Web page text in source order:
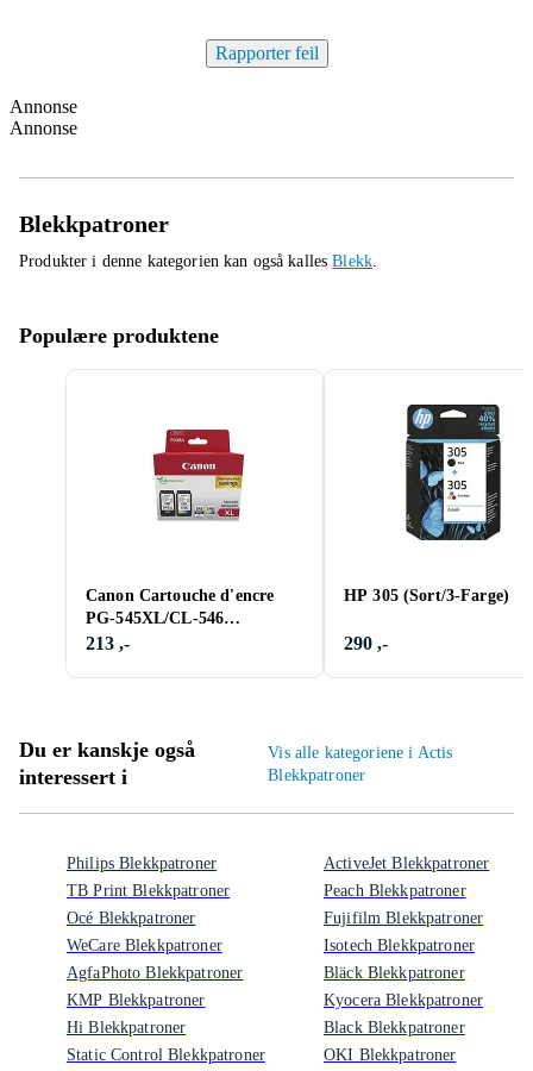
Rapporter feil
Annonse
Annonse
Blekkpatroner
Produkter i denne kategorien kan også kallesBlekk.
Populære produktene
Canon Cartouche d'encre
PG-545XL/CL-546
MultiPack Noir et couleurs
213 ,-
HP 305 (Sort/3-Farge)
290 ,-
Du er kanskje også
interessert i
Vis alle kategoriene i Actis
Blekkpatroner
Philips Blekkpatroner
TB Print Blekkpatroner
Océ Blekkpatroner
WeCare Blekkpatroner
AgfaPhoto Blekkpatroner
KMP Blekkpatroner
Hi Blekkpatroner
Static Control Blekkpatroner
ActiveJet Blekkpatroner
Peach Blekkpatroner
Fujifilm Blekkpatroner
Isotech Blekkpatroner
Bläck Blekkpatroner
Kyocera Blekkpatroner
Black Blekkpatroner
OKI Blekkpatroner